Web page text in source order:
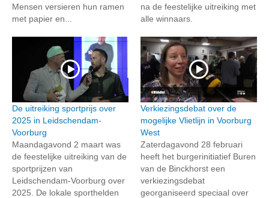
Mensen versieren hun ramen
met papier en...
na de feestelijke uitreiking met
alle winnaars.
De uitreiking sportprijs over
2025 in Leidschendam-
Voorburg
Maandagavond 2 maart was
de feestelijke uitreiking van de
sportprijzen van
Leidschendam-Voorburg over
2025. De lokale sporthelden
Verkiezingsdebat over de
mogelijke Vlietlijn in Voorburg
West
Zaterdagavond 28 februari
heeft het burgerinitiatief Buren
van de Binckhorst een
verkiezingsdebat
georganiseerd speciaal over